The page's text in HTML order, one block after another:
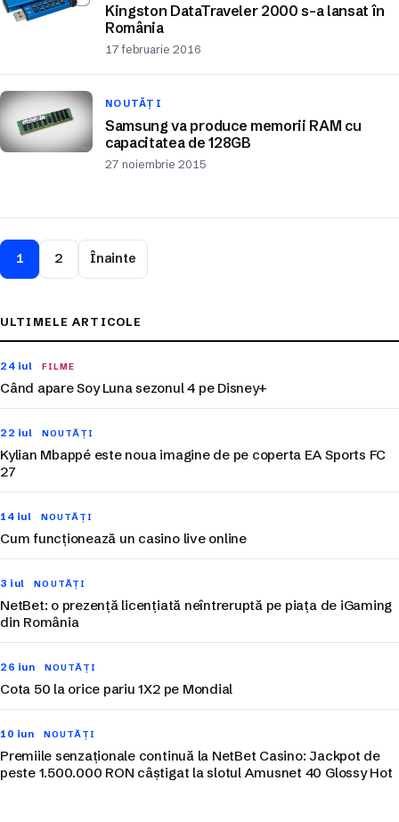
Kingston DataTraveler 2000 s-a lansat în
România
17 februarie 2016
NOUTĂȚI
Samsung va produce memorii RAM cu
capacitatea de 128GB
27 noiembrie 2015
1 2 Înainte
ULTIMELE ARTICOLE
24 iul FILME
Când apare Soy Luna sezonul 4 pe Disney+
22 iul NOUTĂȚI
Kylian Mbappé este noua imagine de pe coperta EA Sports FC
27
14 iul NOUTĂȚI
Cum funcționează un casino live online
3 iul NOUTĂȚI
NetBet: o prezență licențiată neîntreruptă pe piața de iGaming
din România
26 iun NOUTĂȚI
Cota 50 la orice pariu 1X2 pe Mondial
10 iun NOUTĂȚI
Premiile senzaționale continuă la NetBet Casino: Jackpot de
peste 1.500.000 RON câștigat la slotul Amusnet 40 Glossy Hot